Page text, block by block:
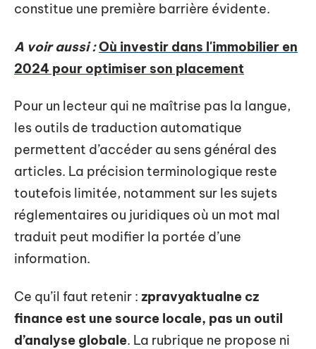
constitue une première barrière évidente.
A voir aussi :Où investir dans l'immobilier en
2024 pour optimiser son placement
Pour un lecteur qui ne maîtrise pas la langue,
les outils de traduction automatique
permettent d’accéder au sens général des
articles. La précision terminologique reste
toutefois limitée, notamment sur les sujets
réglementaires ou juridiques où un mot mal
traduit peut modifier la portée d’une
information.
Ce qu’il faut retenir : zpravyaktualne cz
finance est une source locale, pas un outil
d’analyse globale. La rubrique ne propose ni